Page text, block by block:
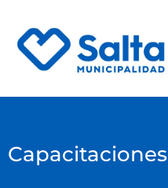
Capacitaciones